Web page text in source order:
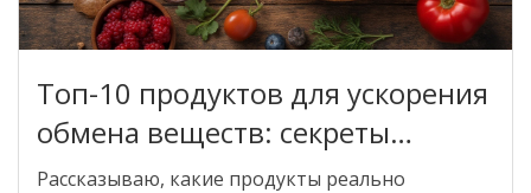
Топ-10 продуктов для ускорения
обмена веществ: секреты
быстрого метаболизма
Рассказываю, какие продукты реально